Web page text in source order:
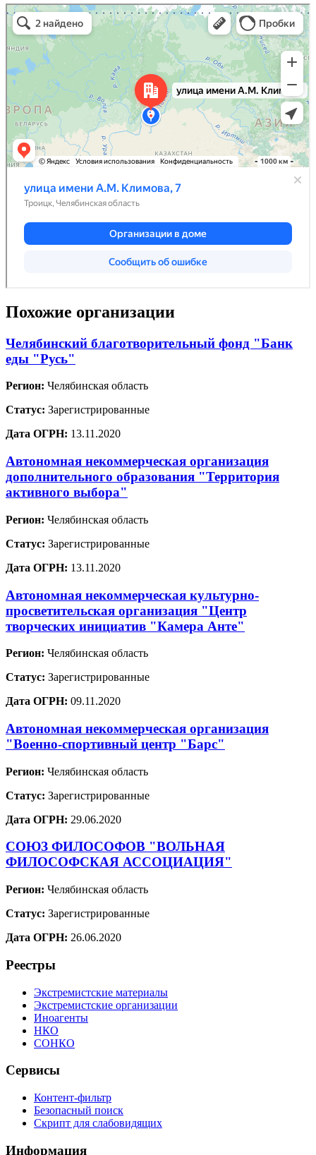
Похожие организации
Челябинский благотворительный фонд "Банк
еды "Русь"
Регион: Челябинская область
Статус: Зарегистрированные
Дата ОГРН: 13.11.2020
Автономная некоммерческая организация
дополнительного образования "Территория
активного выбора"
Регион: Челябинская область
Статус: Зарегистрированные
Дата ОГРН: 13.11.2020
Автономная некоммерческая культурно-
просветительская организация "Центр
творческих инициатив "Камера Анте"
Регион: Челябинская область
Статус: Зарегистрированные
Дата ОГРН: 09.11.2020
Автономная некоммерческая организация
"Военно-спортивный центр "Барс"
Регион: Челябинская область
Статус: Зарегистрированные
Дата ОГРН: 29.06.2020
СОЮЗ ФИЛОСОФОВ "ВОЛЬНАЯ
ФИЛОСОФСКАЯ АССОЦИАЦИЯ"
Регион: Челябинская область
Статус: Зарегистрированные
Дата ОГРН: 26.06.2020
Реестры
Экстремистские материалы
Экстремистские организации
Иноагенты
НКО
СОНКО
Сервисы
Контент-фильтр
Безопасный поиск
Скрипт для слабовидящих
Информация